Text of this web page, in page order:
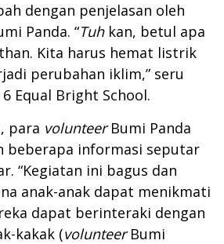
dengan penjelasan oleh
Panda. “Tuhkan, betul apa
Kita harus hemat listrik
perubahan iklim,” seru
Equal Bright School.
para volunteerBumi Panda
beberapa informasi seputar
“Kegiatan ini bagus dan
anak-anak dapat menikmati
dapat berinteraki dengan
kakak (volunteerBumi